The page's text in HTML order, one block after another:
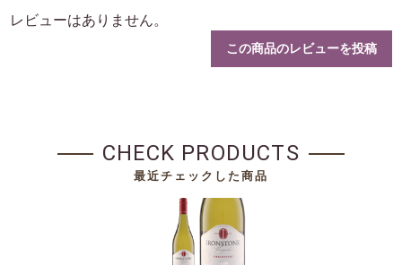
レビューはありません。
この商品のレビューを投稿
CHECK PRODUCTS
最近チェックした商品